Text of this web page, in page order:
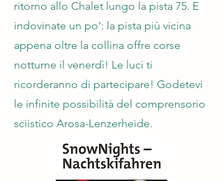
ritorno allo Chalet lungo la pista 75. E
indovinate un po': la pista più vicina
appena oltre la collina offre corse
notturne il venerdì! Le luci ti
ricorderanno di partecipare! Godetevi
le infinite possibilità del comprensorio
sciistico Arosa-Lenzerheide.